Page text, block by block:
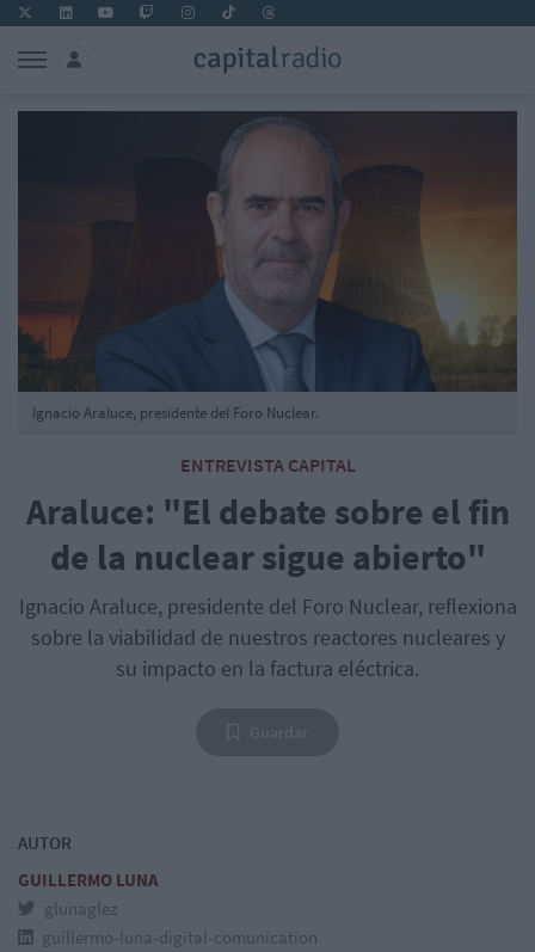
ENTREVISTA CAPITAL
Araluce: "El debate sobre el fin
de la nuclear sigue abierto"
Ignacio Araluce, presidente del Foro Nuclear, reflexiona
sobre la viabilidad de nuestros reactores nucleares y
su impacto en la factura eléctrica.
Ignacio Araluce, presidente del Foro Nuclear.
AUTOR
GUILLERMO LUNA
glunaglez
guillermo-luna-digital-comunication